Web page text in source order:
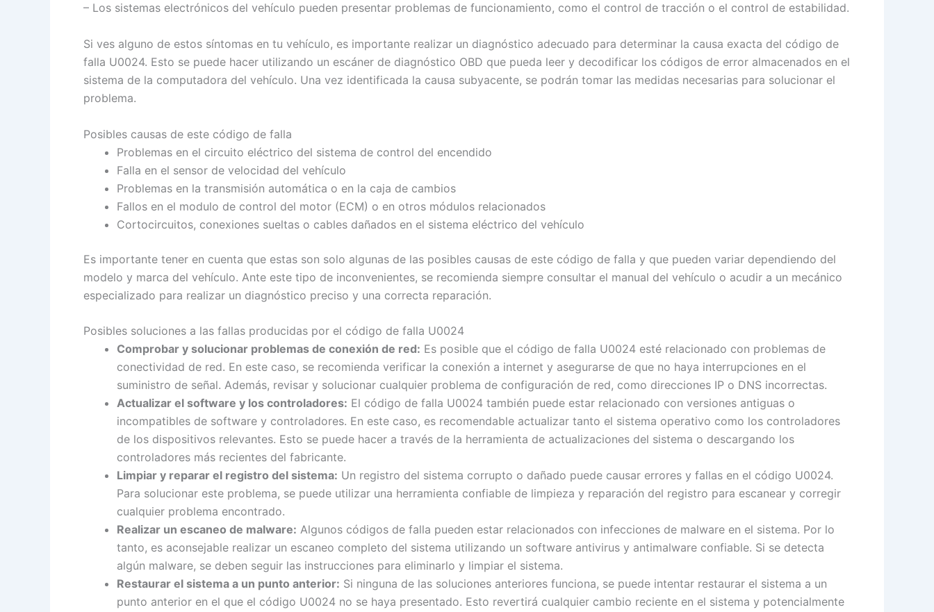
– Los sistemas electrónicos del vehículo pueden presentar problemas de funcionamiento, como el control de tracción o el control de estabilidad.
Si ves alguno de estos síntomas en tu vehículo, es importante realizar un diagnóstico adecuado para determinar la causa exacta del código de
falla U0024. Esto se puede hacer utilizando un escáner de diagnóstico OBD que pueda leer y decodificar los códigos de error almacenados en el
sistema de la computadora del vehículo. Una vez identificada la causa subyacente, se podrán tomar las medidas necesarias para solucionar el
problema.
Posibles causas de este código de falla
Problemas en el circuito eléctrico del sistema de control del encendido
Falla en el sensor de velocidad del vehículo
Problemas en la transmisión automática o en la caja de cambios
Fallos en el modulo de control del motor (ECM) o en otros módulos relacionados
Cortocircuitos, conexiones sueltas o cables dañados en el sistema eléctrico del vehículo
Es importante tener en cuenta que estas son solo algunas de las posibles causas de este código de falla y que pueden variar dependiendo del
modelo y marca del vehículo. Ante este tipo de inconvenientes, se recomienda siempre consultar el manual del vehículo o acudir a un mecánico
especializado para realizar un diagnóstico preciso y una correcta reparación.
Posibles soluciones a las fallas producidas por el código de falla U0024
Comprobar y solucionar problemas de conexión de red: Es posible que el código de falla U0024 esté relacionado con problemas de
conectividad de red. En este caso, se recomienda verificar la conexión a internet y asegurarse de que no haya interrupciones en el
suministro de señal. Además, revisar y solucionar cualquier problema de configuración de red, como direcciones IP o DNS incorrectas.
Actualizar el software y los controladores: El código de falla U0024 también puede estar relacionado con versiones antiguas o
incompatibles de software y controladores. En este caso, es recomendable actualizar tanto el sistema operativo como los controladores
de los dispositivos relevantes. Esto se puede hacer a través de la herramienta de actualizaciones del sistema o descargando los
controladores más recientes del fabricante.
Limpiar y reparar el registro del sistema: Un registro del sistema corrupto o dañado puede causar errores y fallas en el código U0024.
Para solucionar este problema, se puede utilizar una herramienta confiable de limpieza y reparación del registro para escanear y corregir
cualquier problema encontrado.
Realizar un escaneo de malware: Algunos códigos de falla pueden estar relacionados con infecciones de malware en el sistema. Por lo
tanto, es aconsejable realizar un escaneo completo del sistema utilizando un software antivirus y antimalware confiable. Si se detecta
algún malware, se deben seguir las instrucciones para eliminarlo y limpiar el sistema.
Restaurar el sistema a un punto anterior: Si ninguna de las soluciones anteriores funciona, se puede intentar restaurar el sistema a un
punto anterior en el que el código U0024 no se haya presentado. Esto revertirá cualquier cambio reciente en el sistema y potencialmente